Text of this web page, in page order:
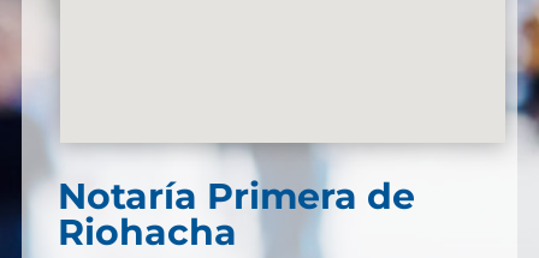
Notaría Primera de
Riohacha